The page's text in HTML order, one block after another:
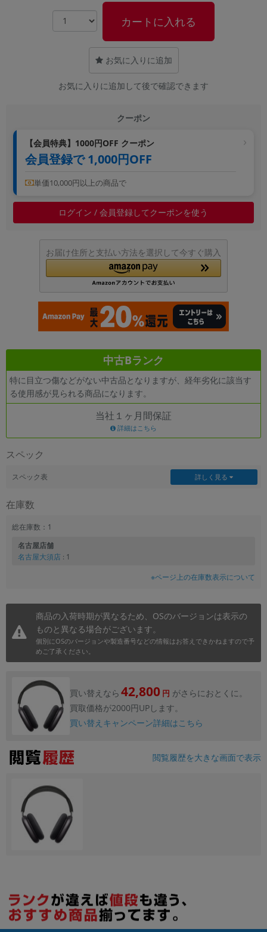
カートに入れる
お気に入りに追加
お気に入りに追加して後で確認できます
クーポン
【会員特典】1000円OFF クーポン
会員登録で 1,000円OFF
単価10,000円以上の商品で
ログイン / 会員登録してクーポンを使う
お届け住所と支払い方法を選択して今すぐ購入
中古Bランク
特に目立つ傷などがない中古品となりますが、経年劣化に該当す
る使用感が見られる商品になります。
当社１ヶ月間保証
詳細はこちら
スペック
スペック表 詳しく見る
在庫数
総在庫数：1
名古屋店舗
名古屋大須店 : 1
※ページ上の在庫数表示について
商品の入荷時期が異なるため、OSのバージョンは表示の
ものと異なる場合がございます。
個別にOSのバージョンや製造番号などの情報はお答えできかねますので予
めご了承ください。
買い替えなら 42,800 円 がさらにおとくに。
買取価格が2000円UPします。
買い替えキャンペーン詳細はこちら
閲覧履歴を大きな画面で表示
~
モニタサイズ
~
円 ～ 円
年
各項目のチェックボックスは「or検索」となります。
ただし機能別のみ「and検索」となります。